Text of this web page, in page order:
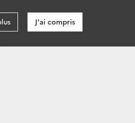
J'ai compris